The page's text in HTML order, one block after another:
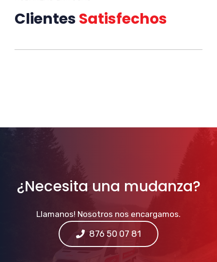
ClientesSatisfechos
¿Necesita una mudanza?
Llamanos! Nosotros nos encargamos.
876 50 07 81